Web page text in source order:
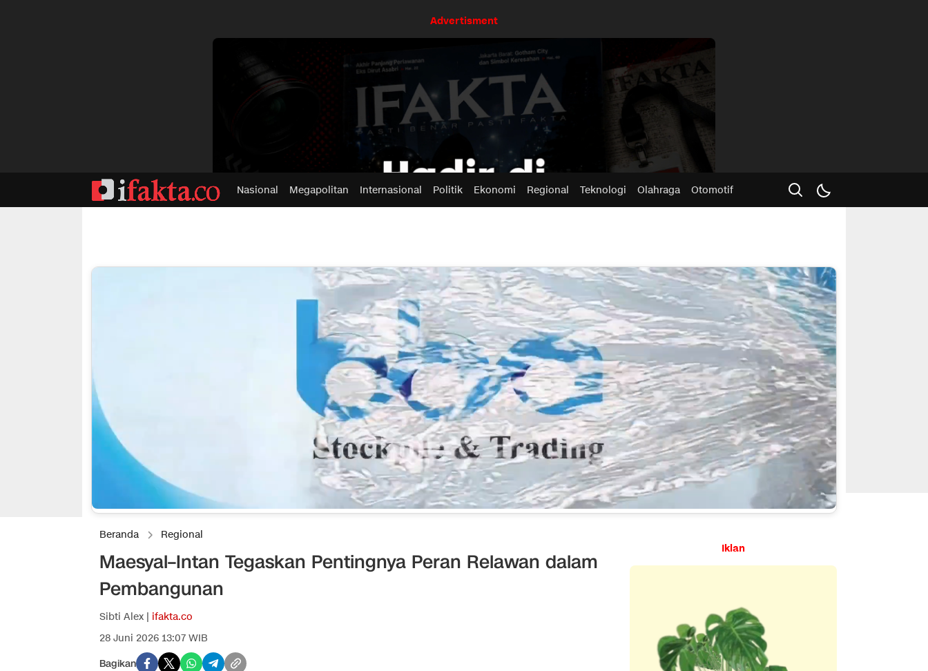
Advertisment
Nasional Megapolitan Internasional Politik Ekonomi Regional Teknologi Olahraga Otomotif
Beranda Regional
Maesyal–Intan Tegaskan Pentingnya Peran Relawan dalam
Pembangunan
Sibti Alex | ifakta.co
28 Juni 2026 13:07 WIB
Bagikan
Iklan